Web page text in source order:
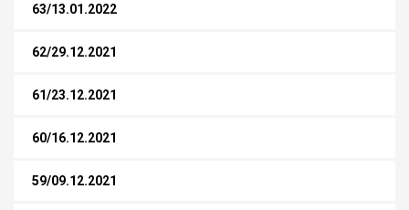
63/13.01.2022
62/29.12.2021
61/23.12.2021
60/16.12.2021
59/09.12.2021